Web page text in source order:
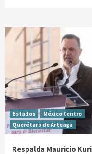
Estados
México Centro
Querétaro de Arteaga
Respalda Mauricio Kuri